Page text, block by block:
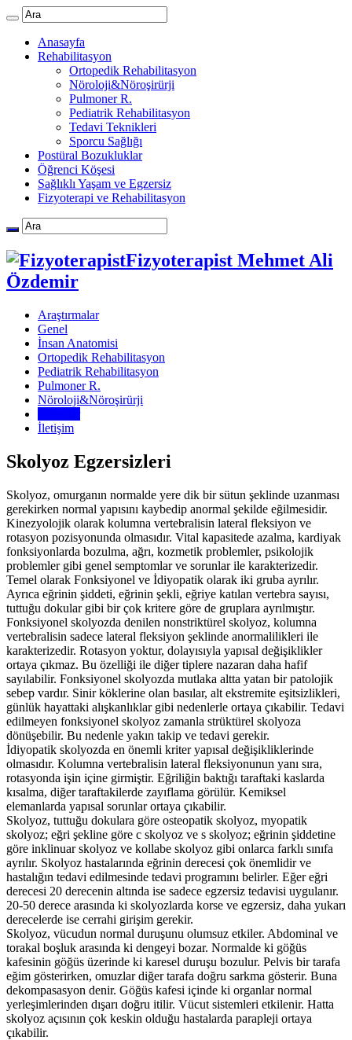
Anasayfa
Rehabilitasyon
Ortopedik Rehabilitasyon
Nöroloji&Nöroşirürji
Pulmoner R.
Pediatrik Rehabilitasyon
Tedavi Teknikleri
Sporcu Sağlığı
Postüral Bozukluklar
Öğrenci Köşesi
Sağlıklı Yaşam ve Egzersiz
Fizyoterapi ve Rehabilitasyon
Fizyoterapist Mehmet Ali
Özdemir
Araştırmalar
Genel
İnsan Anatomisi
Ortopedik Rehabilitasyon
Pediatrik Rehabilitasyon
Pulmoner R.
Nöroloji&Nöroşirürji
İletişim
Skolyoz Egzersizleri
Skolyoz, omurganın normalde yere dik bir sütun şeklinde uzanması
gerekirken normal yapısını kaybedip anormal şekilde eğilmesidir.
Kinezyolojik olarak kolumna vertebralisin lateral fleksiyon ve
rotasyon pozisyonunda olmasıdır. Vital kapasitede azalma, kardiyak
fonksiyonlarda bozulma, ağrı, kozmetik problemler, psikolojik
problemler gibi genel semptomlar ve sorunlar ile karakterizedir.
Temel olarak Fonksiyonel ve İdiyopatik olarak iki gruba ayrılır.
Ayrıca eğrinin şiddeti, eğrinin şekli, eğriye katılan vertebra sayısı,
tuttuğu dokular gibi bir çok kritere göre de gruplara ayrılmıştır.
Fonksiyonel skolyozda denilen nonstriktürel skolyoz, kolumna
vertebralisin sadece lateral fleksiyon şeklinde anormalilikleri ile
karakterizedir. Rotasyon yoktur, dolayısıyla yapısal değişiklikler
ortaya çıkmaz. Bu özelliği ile diğer tiplere nazaran daha hafif
sayılabilir. Fonksiyonel skolyozda mutlaka altta yatan bir patolojik
sebep vardır. Sinir köklerine olan basılar, alt ekstremite eşitsizlikleri,
günlük hayattaki alışkanlıklar gibi nedenlerle ortaya çıkabilir. Tedavi
edilmeyen fonksiyonel skolyoz zamanla strüktürel skolyoza
dönüşebilir. Bu nedenle yakın takip ve tedavi gerekir.
İdiyopatik skolyozda en önemli kriter yapısal değişikliklerinde
olmasıdır. Kolumna vertebralisin lateral fleksiyonunun yanı sıra,
rotasyonda işin içine girmiştir. Eğriliğin baktığı taraftaki kaslarda
kısalma, diğer taraftakilerde zayıflama görülür. Kemiksel
elemanlarda yapısal sorunlar ortaya çıkabilir.
Skolyoz, tuttuğu dokulara göre osteopatik skolyoz, myopatik
skolyoz; eğri şekline göre c skolyoz ve s skolyoz; eğrinin şiddetine
göre inklinuar skolyoz ve kollabe skolyoz gibi onlarca farklı sınıfa
ayrılır. Skolyoz hastalarında eğrinin derecesi çok önemlidir ve
hastalığın tedavi edilmesinde tedavi programını belirler. Eğer eğri
derecesi 20 derecenin altında ise sadece egzersiz tedavisi uygulanır.
20-50 derece arasında ki skolyozlarda korse ve egzersiz, daha yukarı
derecelerde ise cerrahi girişim gerekir.
Skolyoz, vücudun normal duruşunu olumsuz etkiler. Abdominal ve
torakal boşluk arasında ki dengeyi bozar. Normalde ki göğüs
kafesinin göğüs üzerinde ki karesel duruşu bozulur. Pelvis bir tarafa
eğim gösterirken, omuzlar diğer tarafa doğru sarkma gösterir. Buna
dekompasasyon denir. Göğüs kafesi içinde ki organlar normal
yerleşimlerinden dışarı doğru itilir. Vücut sistemleri etkilenir. Hatta
skolyoz açısının çok keskin olduğu hastalarda parapleji ortaya
çıkabilir.